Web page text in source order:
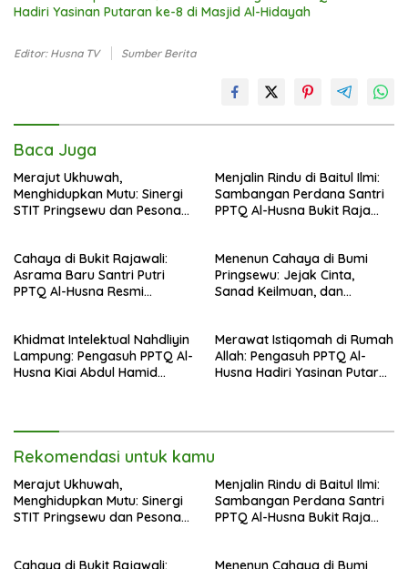
Hadiri Yasinan Putaran ke-8 di Masjid Al-Hidayah
Editor: Husna TV Sumber Berita
Baca Juga
Merajut Ukhuwah,
Menghidupkan Mutu: Sinergi
STIT Pringsewu dan Pesona
Menjalin Rindu di Baitul Ilmi:
Sambangan Perdana Santri
PPTQ Al-Husna Bukit Raja
Suci
Cahaya di Bukit Rajawali:
Asrama Baru Santri Putri
PPTQ Al-Husna Resmi
Menenun Cahaya di Bumi
Pringsewu: Jejak Cinta,
Sanad Keilmuan, dan
Nahdlatul Ulama
Khidmat Intelektual Nahdliyin
Lampung: Pengasuh PPTQ Al-
Husna Kiai Abdul Hamid
Merawat Istiqomah di Rumah
Allah: Pengasuh PPTQ Al-
Husna Hadiri Yasinan Putaran
Rekomendasi untuk kamu
Merajut Ukhuwah,
Menghidupkan Mutu: Sinergi
STIT Pringsewu dan Pesona
Menjalin Rindu di Baitul Ilmi:
Sambangan Perdana Santri
PPTQ Al-Husna Bukit Raja
Cahaya di Bukit Rajawali:
Menenun Cahaya di Bumi